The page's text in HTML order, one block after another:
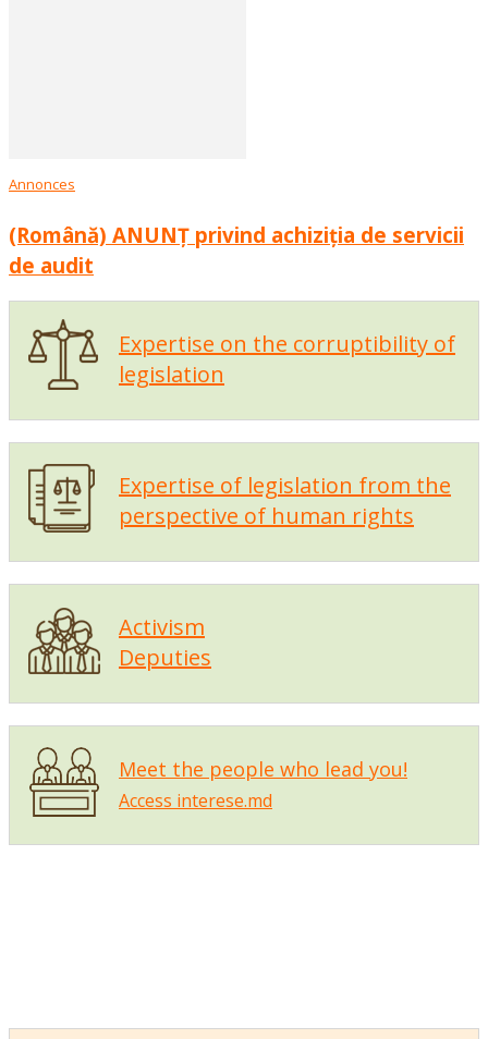
Annonces
(Română) ANUNȚ privind achiziția de servicii
de audit
Expertise on the corruptibility of
legislation
Expertise of legislation from the
perspective of human rights
Activism
Deputies
Meet the people who lead you!
Access interese.md